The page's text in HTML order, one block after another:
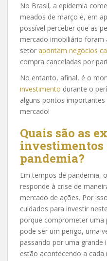
No Brasil, a epidemia
meados de março e, em
possível perceber que as
mercado imobiliário foram
setor apontam negócios
compra canceladas por
No entanto, afinal, é o
investimento durante o
alguns pontos
mercado!
Quais são as
investimentos
pandemia?
Em tempos de pandemia,
responde à crise de
mercado de ações. Por
cuidados para investir
porque comprometer uma
pode ser um perigo, uma
passando por uma grande
estão acontecendo a cada